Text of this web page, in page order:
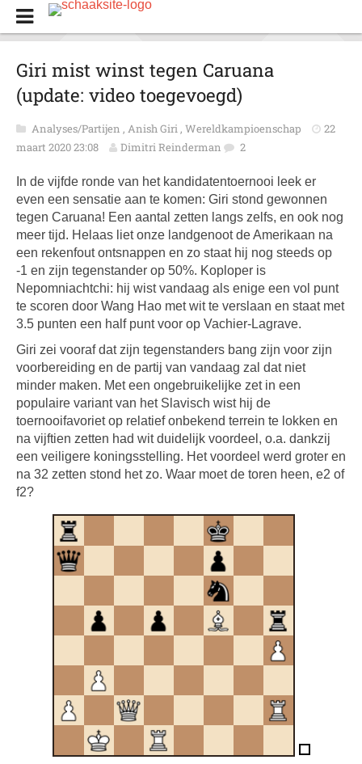
Giri mist winst tegen Caruana
(update: video toegevoegd)
Analyses/Partijen , Anish Giri, Wereldkampioenschap
22
maart 2020 23:08
Dimitri Reinderman 2
In de vijfde ronde van het kandidatentoernooi leek er
even een sensatie aan te komen: Giri stond gewonnen
tegen Caruana! Een aantal zetten langs zelfs, en ook nog
meer tijd. Helaas liet onze landgenoot de Amerikaan na
een rekenfout ontsnappen en zo staat hij nog steeds op
-1 en zijn tegenstander op 50%. Koploper is
Nepomniachtchi: hij wist vandaag als enige een vol punt
te scoren door Wang Hao met wit te verslaan en staat met
3.5 punten een half punt voor op Vachier-Lagrave.
Giri zei vooraf dat zijn tegenstanders bang zijn voor zijn
voorbereiding en de partij van vandaag zal dat niet
minder maken. Met een ongebruikelijke zet in een
populaire variant van het Slavisch wist hij de
toernooifavoriet op relatief onbekend terrein te lokken en
na vijftien zetten had wit duidelijk voordeel, o.a. dankzij
een veiligere koningsstelling. Het voordeel werd groter en
na 32 zetten stond het zo. Waar moet de toren heen, e2 of
f2?